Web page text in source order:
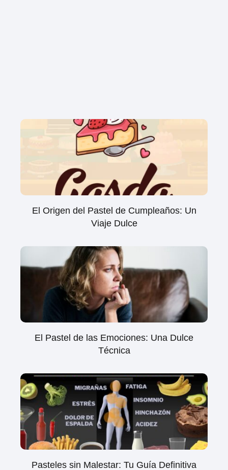
El Origen del Pastel de Cumpleaños: Un
Viaje Dulce
El Pastel de las Emociones: Una Dulce
Técnica
Pasteles sin Malestar: Tu Guía Definitiva